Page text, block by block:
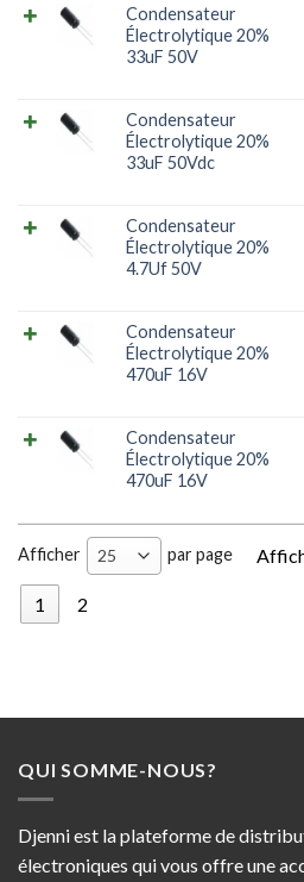
Condensateur
Électrolytique 20%
33uF 50V
Condensateur
Électrolytique 20%
33uF 50Vdc
Condensateur
Électrolytique 20%
4.7Uf 50V
Condensateur
Électrolytique 20%
470uF 16V
Condensateur
Électrolytique 20%
470uF 16V
Afficher 25 par page
1 2
QUI SOMME-NOUS?
Djenni est la plateforme de
électroniques qui vous offre une